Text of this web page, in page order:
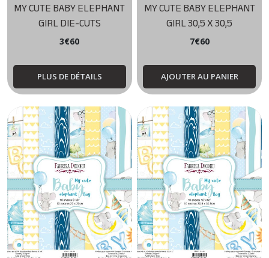
MY CUTE BABY ELEPHANT
GIRL DIE-CUTS
3€60
PLUS DE DÉTAILS
MY CUTE BABY ELEPHANT
GIRL 30,5 X 30,5
7€60
AJOUTER AU PANIER